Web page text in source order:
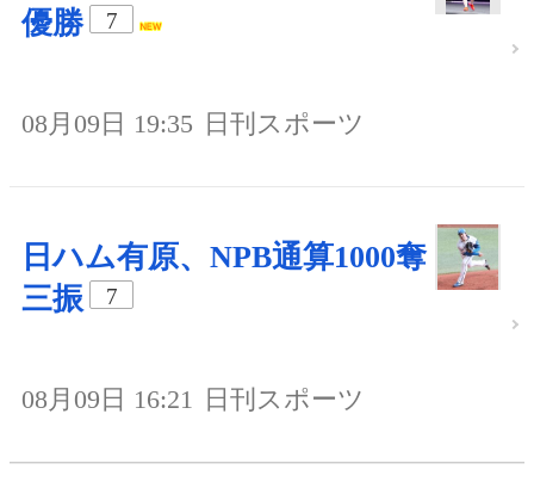
優勝
7
08月09日 19:35 日刊スポーツ
日ハム有原、NPB通算1000奪
三振
7
08月09日 16:21 日刊スポーツ